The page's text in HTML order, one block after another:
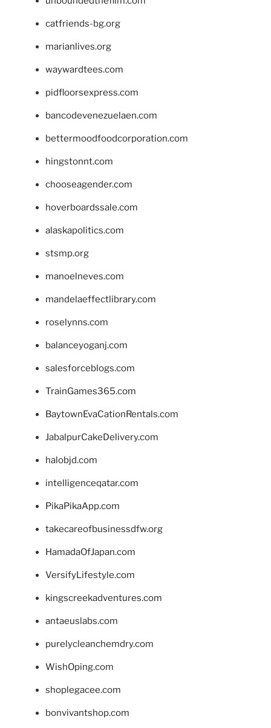
catfriends-bg.org
marianlives.org
waywardtees.com
pidfloorsexpress.com
bancodevenezuelaen.com
bettermoodfoodcorporation.com
hingstonnt.com
chooseagender.com
hoverboardssale.com
alaskapolitics.com
stsmp.org
manoelneves.com
mandelaeffectlibrary.com
roselynns.com
balanceyoganj.com
salesforceblogs.com
TrainGames365.com
BaytownEvaCationRentals.com
JabalpurCakeDelivery.com
halobjd.com
intelligenceqatar.com
PikaPikaApp.com
takecareofbusinessdfw.org
HamadaOfJapan.com
VersifyLifestyle.com
kingscreekadventures.com
antaeuslabs.com
purelycleanchemdry.com
WishOping.com
shoplegacee.com
bonvivantshop.com